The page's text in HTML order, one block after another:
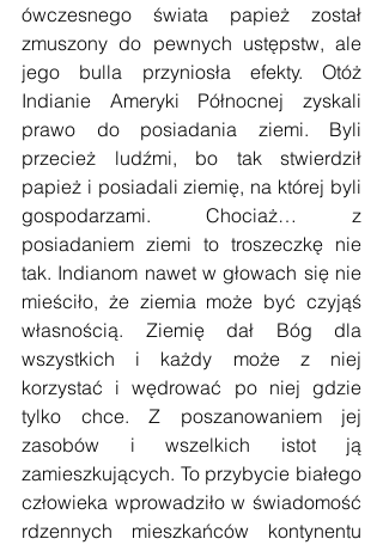
ówczesnego świata papież został
zmuszony do pewnych ustępstw, ale
jego bulla przyniosła efekty. Otóż
Indianie Ameryki Północnej zyskali
prawo do posiadania ziemi. Byli
przecież ludźmi, bo tak stwierdził
papież i posiadali ziemię, na której byli
gospodarzami. Chociaż… z
posiadaniem ziemi to troszeczkę nie
tak. Indianom nawet w głowach się nie
mieściło, że ziemia może być czyjąś
własnością. Ziemię dał Bóg dla
wszystkich i każdy może z niej
korzystać i wędrować po niej gdzie
tylko chce. Z poszanowaniem jej
zasobów i wszelkich istot ją
zamieszkujących. To przybycie białego
człowieka wprowadziło w świadomość
rdzennych mieszkańców kontynentu